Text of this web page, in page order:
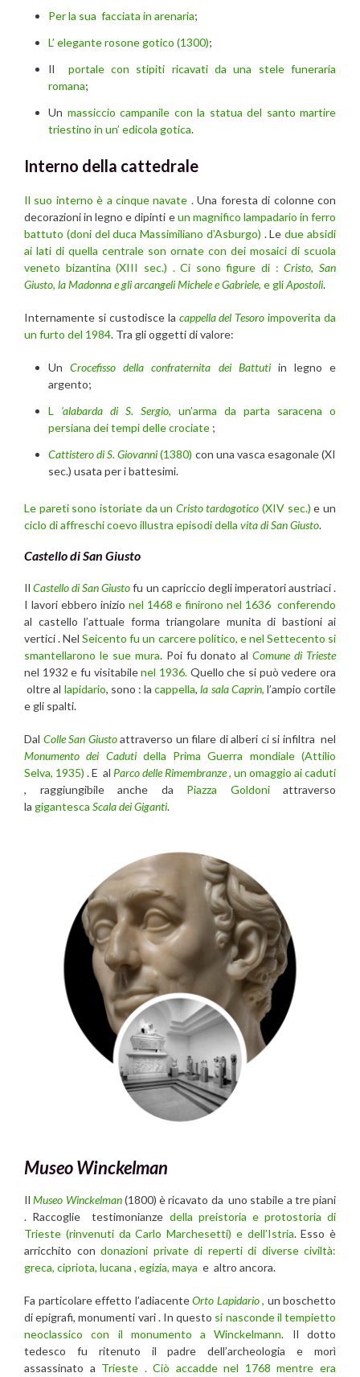
Per la sua facciata in arenaria;
L’ elegante rosone gotico (1300);
Il
portale con stipiti ricavati da una stele funeraria
romana;
Un massiccio campanile con la statua del santo martire
triestino in un’ edicola gotica.
Interno della cattedrale
Il suo interno è a cinque navate . Una foresta di colonne con
decorazioni in legno e dipinti eun magnifico lampadario in ferro
battuto (doni del duca Massimiliano d’Asburgo) . Ledue absidi
ai lati di quella centrale son ornate con dei mosaici di scuola
veneto bizantina (XIII sec.) . Ci sono figure di :Cristo,San
Giusto, la Madonna e gli arcangeli Michele e Gabriele, e gliApostoli.
Internamente si custodisce la cappella del Tesoro impoverita da
un furto del 1984. Tra gli oggetti di valore:
UnCrocefisso della confraternita dei Battutiin legno e
argento;
L ‘alabarda di S. Sergio, un’arma da parta saracena o
persiana dei tempi delle crociate ;
Cattistero di S. Giovanni(1380) con una vasca esagonale (XI
sec.) usata per i battesimi.
Le pareti sono istoriate da un Cristo tardogotico (XIV sec.) e un
ciclo di affreschi coevo illustra episodi della vita di San Giusto.
Castello di San Giusto
IlCastello di San Giustofu un capriccio degli imperatori austriaci .
I lavori ebbero inizio nel 1468 e finirono nel 1636 conferendo
al castello l’attuale forma triangolare munita di bastioni ai
vertici . NelSeicento fu un carcere politico, e nel Settecento si
smantellarono le sue mura. Poi fu donato alComune di Trieste
nel 1932 e fu visitabilenel 1936. Quello che si può vedere ora
oltre al lapidario, sono : lacappella,la sala Caprin, l’ampio cortile
e gli spalti.
Dal Colle San Giustoattraverso un filare di alberi ci si infiltra nel
Monumento dei Cadutidella Prima Guerra mondiale (Attilio
Selva, 1935) . E al Parco delle Rimembranze, un omaggio ai caduti
, raggiungibile anche da Piazza Goldoniattraverso
la gigantesca Scala dei Giganti.
Museo Winckelman
IlMuseo Winckelman(1800) è ricavato da uno stabile a tre piani
. Raccoglie testimonianze della preistoria e protostoria di
Trieste (rinvenuti da Carlo Marchesetti) e dell’Istria. Esso è
arricchito con donazioni private di reperti di diverse civiltà:
greca, cipriota, lucana , egizia, maya e altro ancora.
Fa particolare effetto l’adiacenteOrto Lapidario, un boschetto
di epigrafi, monumenti vari . In questo si nasconde il tempietto
neoclassico con il monumento a Winckelmann. Il dotto
tedesco fu ritenuto il padre dell’archeologia e morì
assassinato a Trieste . Ciò accadde nel 1768 mentre era